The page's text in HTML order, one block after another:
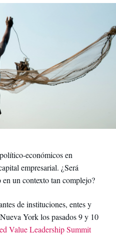
económicos en
empresarial. ¿Será
un contexto tan complejo?
de instituciones, entes y
York los pasados 9 y 10
Value Leadership Summit